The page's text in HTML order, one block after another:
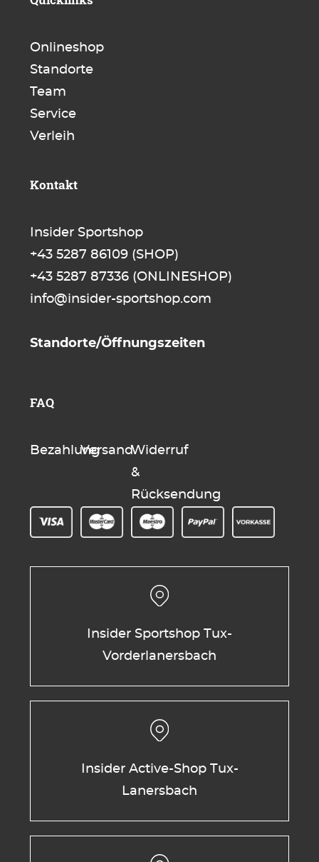
Onlineshop
Standorte
Team
Service
Verleih
Kontakt
Insider Sportshop
+43 5287 86109 (SHOP)
+43 5287 87336 (ONLINESHOP)
info@insider-sportshop.com
Standorte/Öffnungszeiten
FAQ
BezahlungVersandWiderruf
&
Rücksendung
Insider Sportshop Tux-
Vorderlanersbach
Insider Active-Shop Tux-
Lanersbach